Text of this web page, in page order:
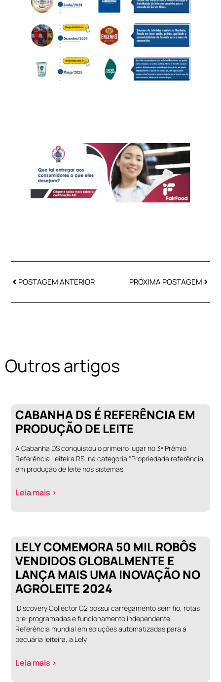
POSTAGEM ANTERIOR PRÓXIMA POSTAGEM
Outros artigos
CABANHA DS É REFERÊNCIA EM
PRODUÇÃO DE LEITE
A Cabanha DS conquistou o primeiro lugar no 3º Prêmio
Referência Leiteira RS, na categoria “Propriedade referência
em produção de leite nos sistemas
Leia mais >
LELY COMEMORA 50 MIL ROBÔS
VENDIDOS GLOBALMENTE E
LANÇA MAIS UMA INOVAÇÃO NO
AGROLEITE 2024
Discovery Collector C2 possui carregamento sem fio, rotas
pré-programadas e funcionamento independente
Referência mundial em soluções automatizadas para a
pecuária leiteira, a Lely
Leia mais >